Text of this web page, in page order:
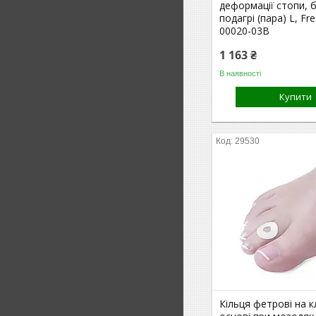
деформації стопи,
подагрі (пара) L,
00020-03B
1 163 ₴
В наявності
Купити
29530
Кільця фетрові на